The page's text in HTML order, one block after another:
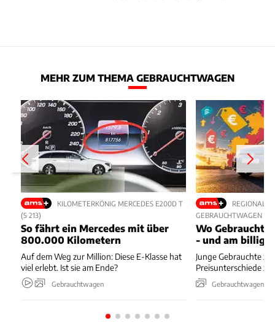
MEHR ZUM THEMA GEBRAUCHTWAGEN
KILOMETERKÖNIG MERCEDES E200D T
(S 213)
So fährt ein Mercedes mit über
800.000 Kilometern
Auf dem Weg zur Million: Diese E-Klasse hat
viel erlebt. Ist sie am Ende?
Gebrauchtwagen
REGIONALE
GEBRAUCHTWAGEN
Wo Gebrauchte
- und am
Junge Gebrauchte
Preisunterschiede
Gebrauchtwagen